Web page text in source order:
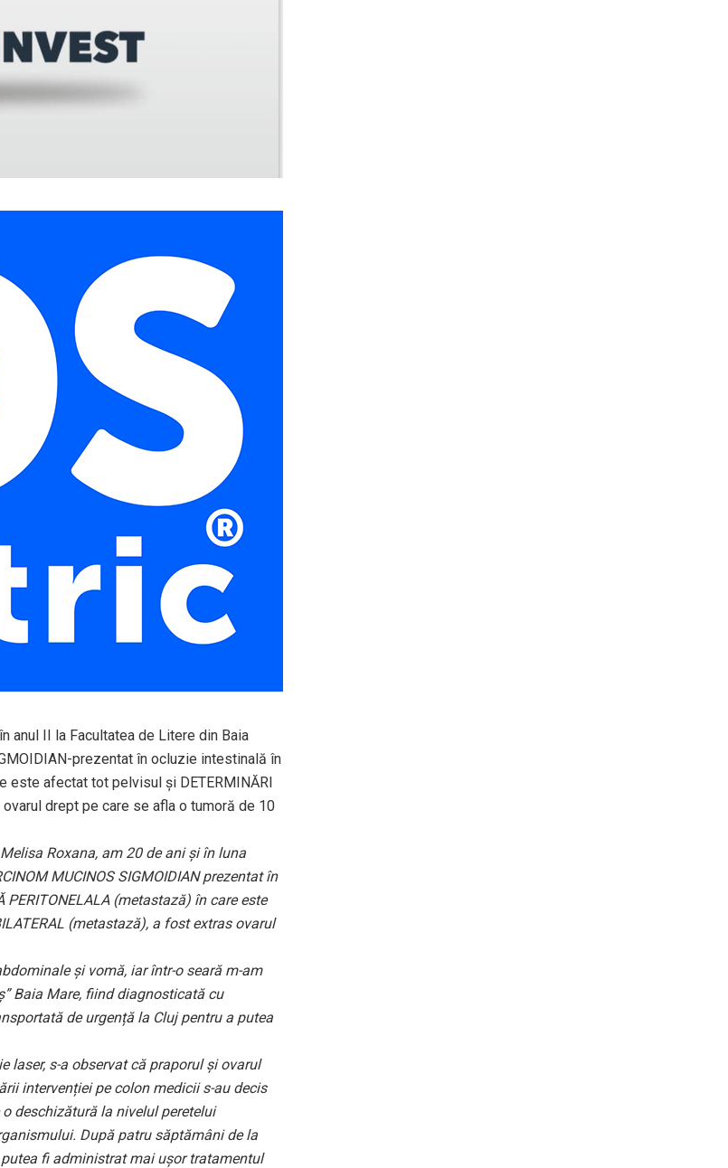
anul II la Facultatea de Litere din Baia
prezentat în ocluzie intestinală în
este afectat tot pelvisul și DETERMINĂRI
ovarul drept pe care se afla o tumoră de 10
Roxana, am 20 de ani și în luna
MUCINOS SIGMOIDIAN prezentat în
(metastază) în care este
(metastază), a fost extras ovarul
și vomă, iar într-o seară m-am
Baia Mare, fiind diagnosticată cu
de urgență la Cluj pentru a putea
laser, s-a observat că praporul și ovarul
intervenției pe colon medicii s-au decis
deschizătură la nivelul peretelui
După patru săptămâni de la
fi administrat mai ușor tratamentul